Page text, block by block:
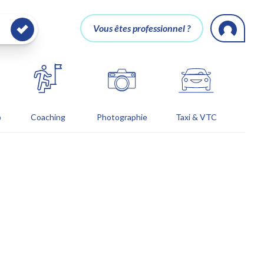
Vous êtes professionnel ?
Coaching Photographie Taxi & VTC